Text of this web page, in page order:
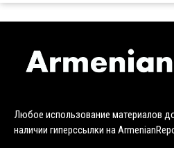
Любое использование материалов
наличии гиперссылки на